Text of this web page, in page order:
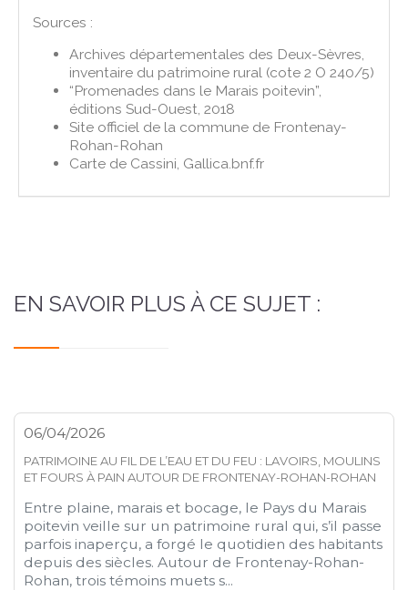
Sources :
Archives départementales des Deux-Sèvres,
inventaire du patrimoine rural (cote 2 O 240/5)
“Promenades dans le Marais poitevin”,
éditions Sud-Ouest, 2018
Site officiel de la commune de Frontenay-
Rohan-Rohan
Carte de Cassini, Gallica.bnf.fr
EN SAVOIR PLUS À CE SUJET :
06/04/2026
PATRIMOINE AU FIL DE L’EAU ET DU FEU : LAVOIRS, MOULINS
ET FOURS À PAIN AUTOUR DE FRONTENAY-ROHAN-ROHAN
Entre plaine, marais et bocage, le Pays du Marais
poitevin veille sur un patrimoine rural qui, s’il passe
parfois inaperçu, a forgé le quotidien des habitants
depuis des siècles. Autour de Frontenay-Rohan-
Rohan, trois témoins muets s...